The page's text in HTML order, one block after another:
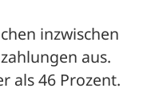
inzwischen
aus.
als 46 Prozent.